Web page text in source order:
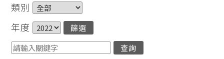
類別
年度